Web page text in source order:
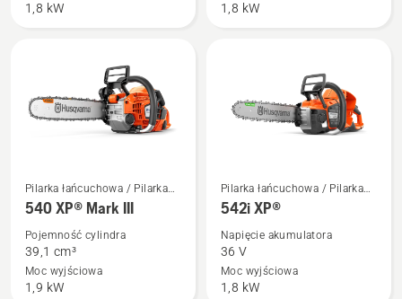
XP®
1,8 kW
XP®
1,8 kW
Zobacz
więcej
szczegółów
540 XP®
Mark
Pilarka łańcuchowa / Pilarka
mechaniczna
540 XP® Mark III
Pojemność cylindra
39,1 cm³
Moc wyjściowa
1,9 kW
Zobacz
więcej
542i
XP®
Pilarka łańcuchowa / Pilarka
mechaniczna
542i XP®
Napięcie akumulatora
36 V
Moc wyjściowa
1,8 kW